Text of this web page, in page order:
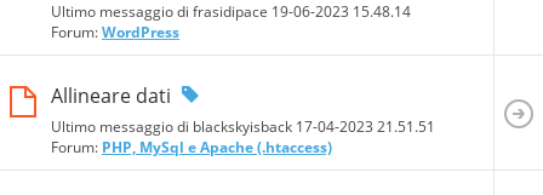
Ultimo messaggio di frasidipace 19-06-2023 15.48.14
Forum:WordPress
Allineare dati
Ultimo messaggio di blackskyisback 17-04-2023 21.51.51
Forum: PHP, MySql e Apache (.htaccess)